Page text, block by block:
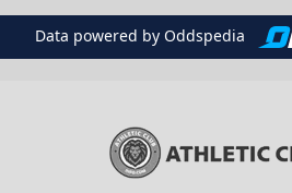
Data powered by Oddspedia